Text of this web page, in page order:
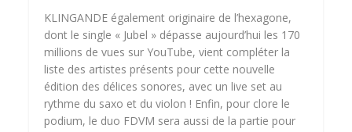
KLINGANDE également originaire de l’hexagone,
dont le single « Jubel » dépasse aujourd’hui les 170
millions de vues sur YouTube, vient compléter la
liste des artistes présents pour cette nouvelle
édition des délices sonores, avec un live set au
rythme du saxo et du violon ! Enfin, pour clore le
podium, le duo FDVM sera aussi de la partie pour